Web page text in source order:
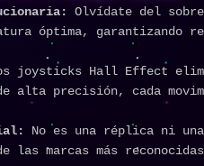
Olvídate del
óptima, garantizando
joysticks Hall Effect
alta precisión, cada
No es una réplica ni
las marcas más